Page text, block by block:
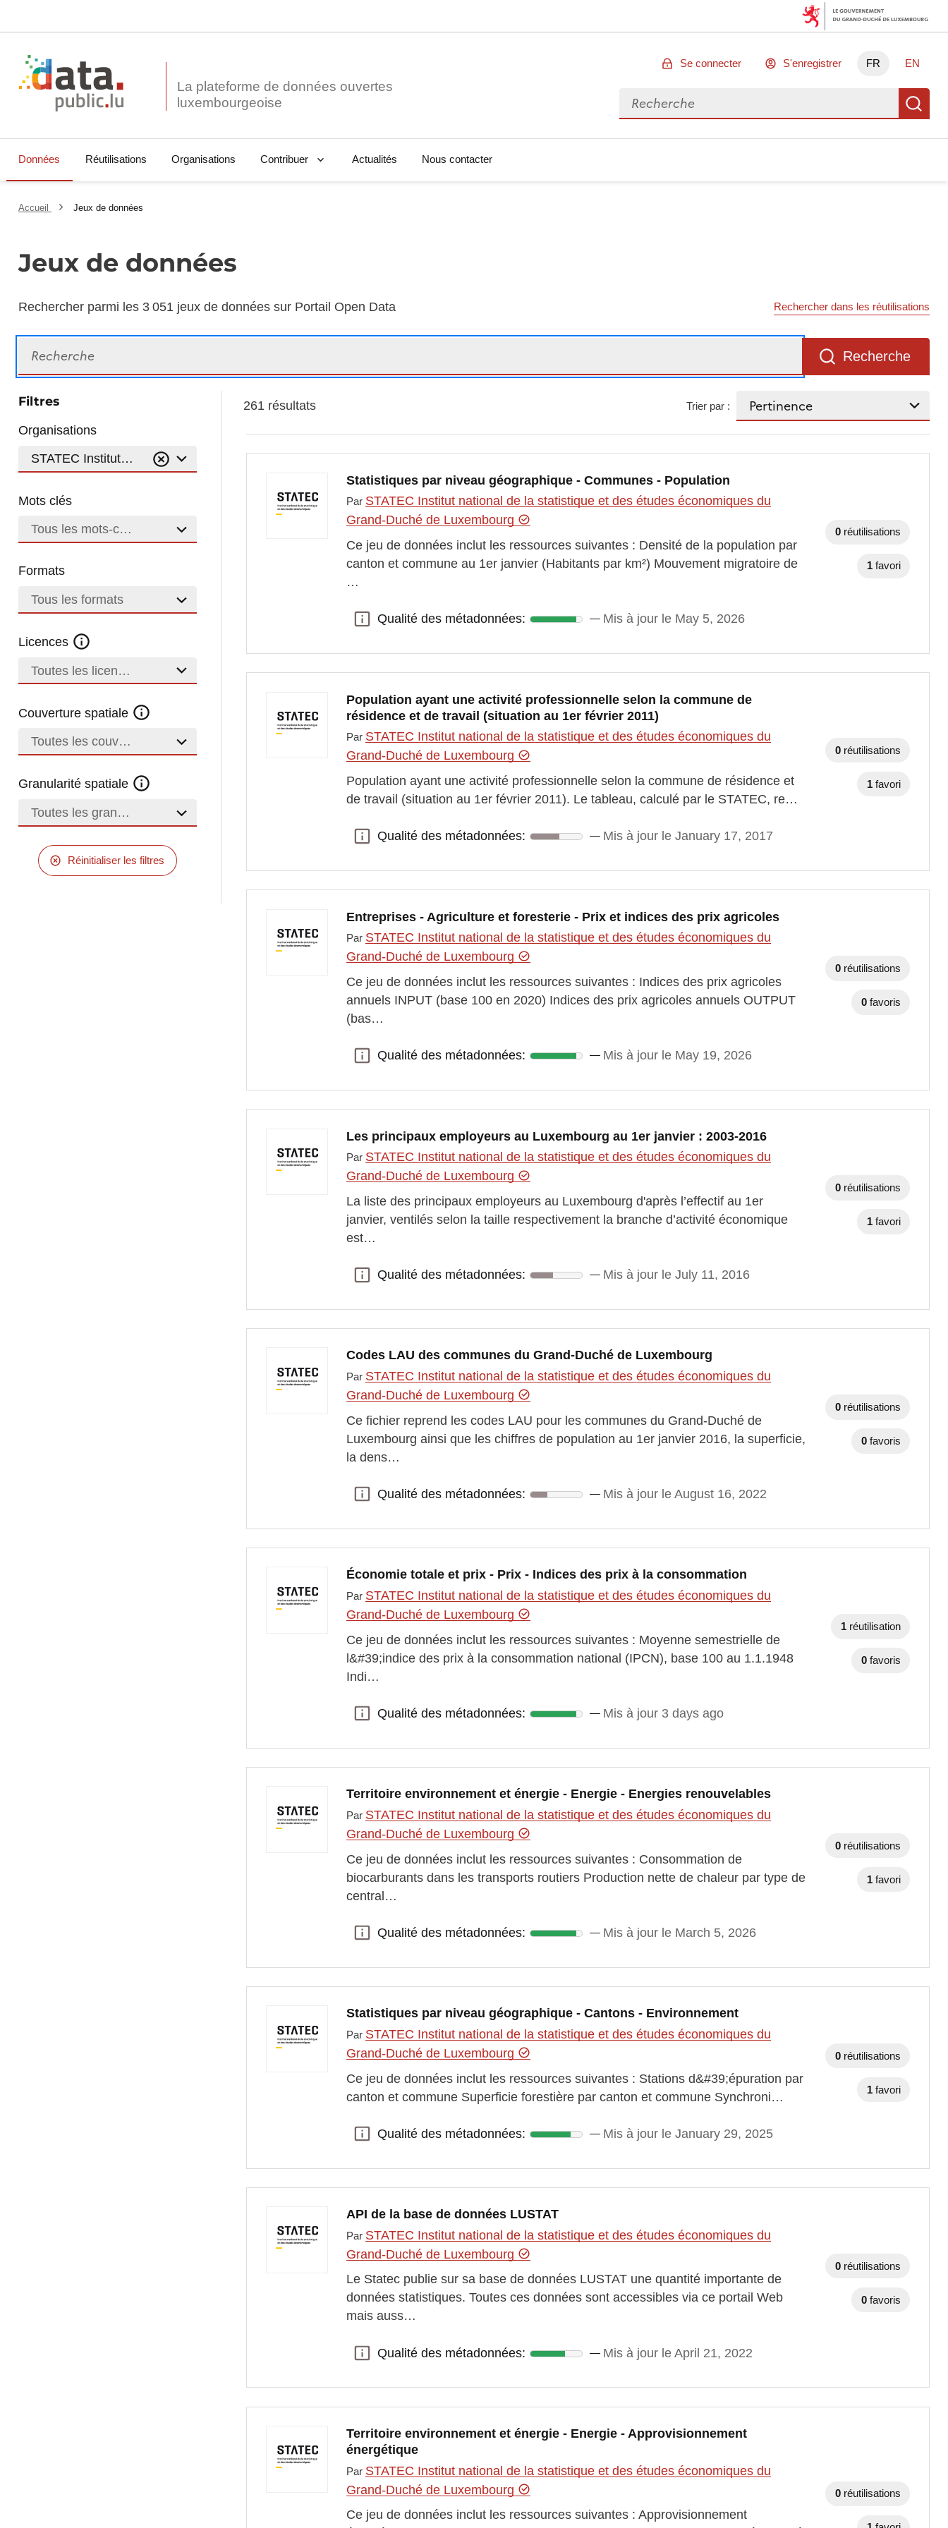
La plateforme de données ouvertes
Se connecter S'enregistrer FR EN
Rechercher des données
Données Réutilisations Organisations Contribuer Actualités Nous contacter
Accueil Jeux de données
Jeux de données
Rechercher parmi les 3 051 jeux de données sur Portail Open Data Rechercher dans les réutilisations
Recherche
Filtres
Organisations
STATEC Institut national de la statistique et des études économiques du Grand-Duché de Luxembourg
Mots clés
Tous les mots-clés
Formats
Tous les formats
Licences
Toutes les licences
Couverture spatiale
Toutes les couvertures
Granularité spatiale
Toutes les granularités
Réinitialiser les filtres
261 résultats Trier par :
Statistiques par niveau géographique - Communes - Population
Par STATEC Institut national de la statistique et des études économiques du
Grand-Duché de Luxembourg
Ce jeu de données inclut les ressources suivantes : Densité de la population par
canton et commune au 1er janvier (Habitants par km²) Mouvement migratoire de
…
Qualité des métadonnées:
Qualité des métadonnées: Mis à jour le May 5, 2026
0 réutilisations
1 favori
Population ayant une activité professionnelle selon la commune de
résidence et de travail (situation au 1er février 2011)
Par STATEC Institut national de la statistique et des études économiques du
Grand-Duché de Luxembourg
Population ayant une activité professionnelle selon la commune de résidence et
de travail (situation au 1er février 2011). Le tableau, calculé par le STATEC, re…
Qualité des métadonnées:
Qualité des métadonnées: Mis à jour le January 17, 2017
0 réutilisations
1 favori
Entreprises - Agriculture et foresterie - Prix et indices des prix agricoles
Par STATEC Institut national de la statistique et des études économiques du
Grand-Duché de Luxembourg
Ce jeu de données inclut les ressources suivantes : Indices des prix agricoles
annuels INPUT (base 100 en 2020) Indices des prix agricoles annuels OUTPUT
(bas…
Qualité des métadonnées:
Qualité des métadonnées: Mis à jour le May 19, 2026
0 réutilisations
0 favoris
Les principaux employeurs au Luxembourg au 1er janvier : 2003-2016
Par STATEC Institut national de la statistique et des études économiques du
Grand-Duché de Luxembourg
La liste des principaux employeurs au Luxembourg d'après l’effectif au 1er
janvier, ventilés selon la taille respectivement la branche d’activité économique
est…
Qualité des métadonnées:
Qualité des métadonnées: Mis à jour le July 11, 2016
0 réutilisations
1 favori
Codes LAU des communes du Grand-Duché de Luxembourg
Par STATEC Institut national de la statistique et des études économiques du
Grand-Duché de Luxembourg
Ce fichier reprend les codes LAU pour les communes du Grand-Duché de
Luxembourg ainsi que les chiffres de population au 1er janvier 2016, la superficie,
la dens…
Qualité des métadonnées:
Qualité des métadonnées: Mis à jour le August 16, 2022
0 réutilisations
0 favoris
Économie totale et prix - Prix - Indices des prix à la consommation
Par STATEC Institut national de la statistique et des études économiques du
Grand-Duché de Luxembourg
Ce jeu de données inclut les ressources suivantes : Moyenne semestrielle de
l&#39;indice des prix à la consommation national (IPCN), base 100 au 1.1.1948
Indi…
Qualité des métadonnées:
Qualité des métadonnées: Mis à jour 3 days ago
1 réutilisation
0 favoris
Territoire environnement et énergie - Energie - Energies renouvelables
Par STATEC Institut national de la statistique et des études économiques du
Grand-Duché de Luxembourg
Ce jeu de données inclut les ressources suivantes : Consommation de
biocarburants dans les transports routiers Production nette de chaleur par type de
central…
Qualité des métadonnées:
Qualité des métadonnées: Mis à jour le March 5, 2026
0 réutilisations
1 favori
Statistiques par niveau géographique - Cantons - Environnement
Par STATEC Institut national de la statistique et des études économiques du
Grand-Duché de Luxembourg
Ce jeu de données inclut les ressources suivantes : Stations d&#39;épuration par
canton et commune Superficie forestière par canton et commune Synchroni…
Qualité des métadonnées:
Qualité des métadonnées: Mis à jour le January 29, 2025
0 réutilisations
1 favori
API de la base de données LUSTAT
Par STATEC Institut national de la statistique et des études économiques du
Grand-Duché de Luxembourg
Le Statec publie sur sa base de données LUSTAT une quantité importante de
données statistiques. Toutes ces données sont accessibles via ce portail Web
mais auss…
Qualité des métadonnées:
Qualité des métadonnées: Mis à jour le April 21, 2022
0 réutilisations
0 favoris
Territoire environnement et énergie - Energie - Approvisionnement
énergétique
Par STATEC Institut national de la statistique et des études économiques du
Grand-Duché de Luxembourg
Ce jeu de données inclut les ressources suivantes : Approvisionnement
0 réutilisations